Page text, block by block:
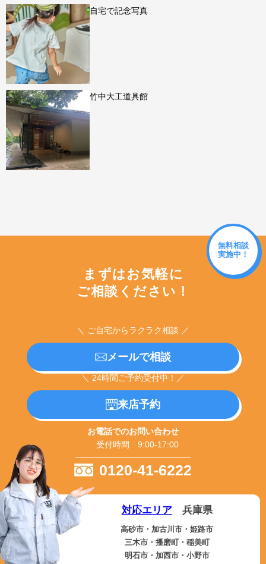
自宅で記念写真
竹中大工道具館
無料相談
実施中！
まずはお気軽に
ご相談ください！
＼ ご自宅からラクラク相談 ／
メールで相談
＼ 24時間ご予約受付中！／
来店予約
お電話でのお問い合わせ
受付時間 9:00-17:00
0120-41-6222
対応エリア兵庫県
高砂市・加古川市・姫路市
三木市・播磨町・稲美町
明石市・加西市・小野市